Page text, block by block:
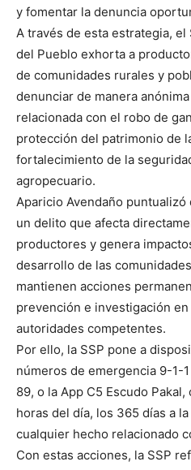
y fomentar la denuncia
A través de esta estrategia,
del Pueblo exhorta a
de comunidades rurales y
denunciar de manera
relacionada con el robo de
protección del patrimonio de
fortalecimiento de la
agropecuario.
Aparicio Avendaño
un delito que afecta
productores y genera
desarrollo de las
mantienen acciones
prevención e investigación
autoridades competentes.
Por ello, la SSP pone a
números de emergencia 9-1-
89, o la App C5 Escudo
horas del día, los 365 días a
cualquier hecho relacionado
Con estas acciones, la SSP